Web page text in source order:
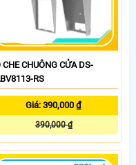
CHE CHUÔNG CỬA DS-
RS
Giá: 390,000 ₫
390,000 ₫